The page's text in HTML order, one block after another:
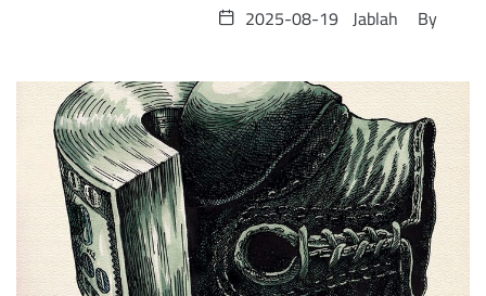
By
Jablah
2025-08-19